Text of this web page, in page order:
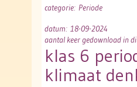
categorie: Periode
datum: 18-09-2024
aantal keer gedownload in
klas 6
klimaat